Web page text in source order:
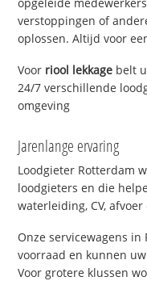
verstoppingen of
oplossen. Altijd voor
Voor riool lekkage belt
24/7 verschillende
omgeving
Jarenlange ervaring
Loodgieter Rotterdam
loodgieters en die
waterleiding, CV,
Onze servicewagens
voorraad en kunnen
Voor grotere klussen